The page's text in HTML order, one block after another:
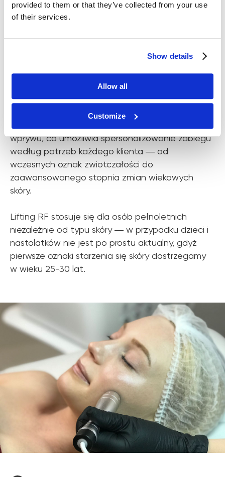
provided to them or that they’ve collected from your use
of their services.
Show details
Allow all
Customize
Należy do metod, które kosmetolodzy określają
jako przyszłość technologii kosmetycznych.
ubocznych, natychmiastowy efekt liftingu
widoczny już po pierwszym zabiegu i nasilający
się z każdym kolejnym. Czyż to nie opis
perfekcyjnej terapii anti-age?
Lifting RF pozwala też na ustawienie mocy
wpływu, co umożliwia spersonalizowanie zabiegu
według potrzeb każdego klienta ― od
wczesnych oznak zwiotczałości do
zaawansowanego stopnia zmian wiekowych
skóry.
Lifting RF stosuje się dla osób pełnoletnich
niezależnie od typu skóry ― w przypadku dzieci i
nastolatków nie jest po prostu aktualny, gdyż
pierwsze oznaki starzenia się skóry dostrzegamy
w wieku 25-30 lat.